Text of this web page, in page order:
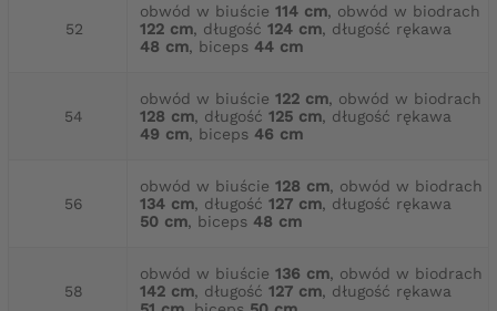
52
obwód w biuście 114 cm, obwód w biodrach
122 cm, długość 124 cm, długość rękawa
48 cm, biceps 44 cm
54
obwód w biuście 122 cm, obwód w biodrach
128 cm, długość 125 cm, długość rękawa
49 cm, biceps 46 cm
56
obwód w biuście 128 cm, obwód w biodrach
134 cm, długość 127 cm, długość rękawa
50 cm, biceps 48 cm
58
obwód w biuście 136 cm, obwód w biodrach
142 cm, długość 127 cm, długość rękawa